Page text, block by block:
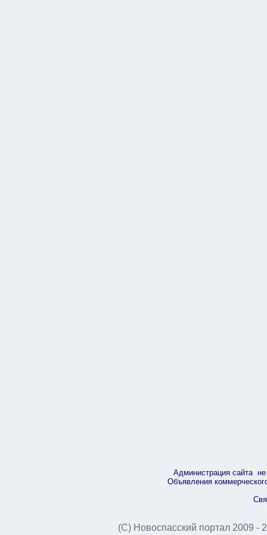
Администрация сайта не
Объявления
(С) Новоспасский портал 2009 -